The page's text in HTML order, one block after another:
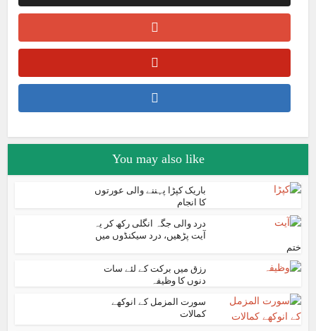
You may also like
باریک کپڑا پہننے والی عورتوں
کا انجام
درد والی جگہ انگلی رکھ کر یہ
آیت پڑھیں، درد سیکنڈوں میں
ختم
رزق میں برکت کے لئے سات
دنوں کا وظیفہ
سورت المزمل کے انوکھے
کمالات